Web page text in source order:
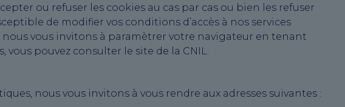
ou refuser les cookies au cas par cas ou bien les refuser
de modifier vos conditions d’accès à nos services
nous vous invitons à paramètrer votre navigateur en tenant
pouvez consulter le site de la CNIL.
nous vous invitons à vous rendre aux adresses suivantes :